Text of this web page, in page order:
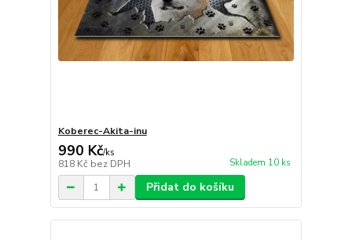
Koberec-Akita-inu
990 Kč/ks
818 Kč bez DPH Skladem 10 ks
Přidat do košíku